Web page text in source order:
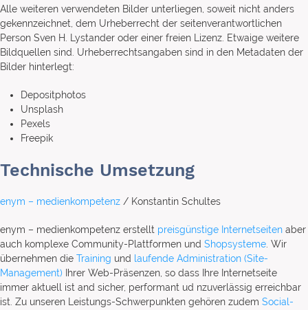
Alle weiteren verwendeten Bilder unterliegen, soweit nicht anders
gekennzeichnet, dem Urheberrecht der seitenverantwortlichen
Person Sven H. Lystander oder einer freien Lizenz. Etwaige weitere
Bildquellen sind. Urheberrechtsangaben sind in den Metadaten der
Bilder hinterlegt:
Depositphotos
Unsplash
Pexels
Freepik
Technische Umsetzung
enym – medienkompetenz / Konstantin Schultes
enym – medienkompetenz erstellt preisgünstige Internetseiten aber
auch komplexe Community-Plattformen und Shopsysteme . Wir
übernehmen die Training und laufende Administration (Site-
Management) Ihrer Web-Präsenzen, so dass Ihre Internetseite
immer aktuell ist and sicher, performant ud nzuverlässig erreichbar
ist. Zu unseren Leistungs-Schwerpunkten gehören zudem Social-